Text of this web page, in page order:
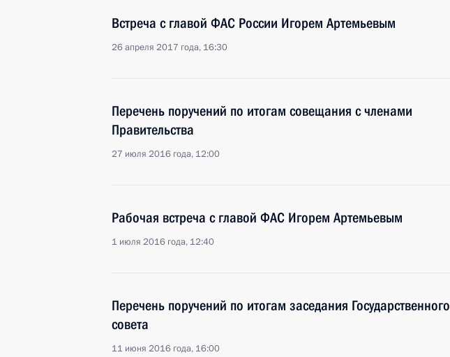
Встреча с главой ФАС России Игорем Артемьевым
26 апреля 2017 года, 16:30
Перечень поручений по итогам совещания с членами
Правительства
27 июля 2016 года, 12:00
Рабочая встреча с главой ФАС Игорем Артемьевым
1 июля 2016 года, 12:40
Перечень поручений по итогам заседания Государственного
совета
11 июня 2016 года, 16:00